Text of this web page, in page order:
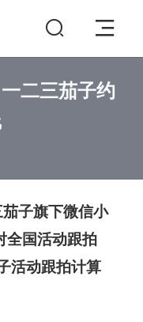
二三茄子约
子旗下微信小
全国活动跟拍
活动跟拍计算